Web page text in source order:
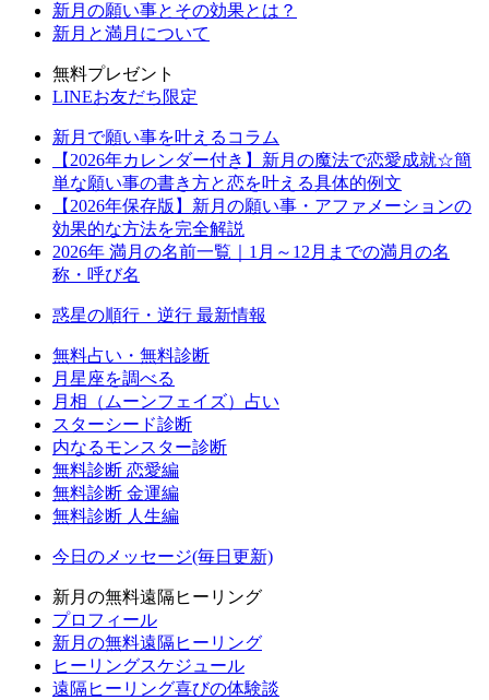
新月の願い事とその効果とは？
新月と満月について
無料プレゼント
LINEお友だち限定
新月で願い事を叶えるコラム
【2026年カレンダー付き】新月の魔法で恋愛成就☆簡
単な願い事の書き方と恋を叶える具体的例文
【2026年保存版】新月の願い事・アファメーションの
効果的な方法を完全解説
2026年 満月の名前一覧｜1月～12月までの満月の名
称・呼び名
惑星の順行・逆行 最新情報
無料占い・無料診断
月星座を調べる
月相（ムーンフェイズ）占い
スターシード診断
内なるモンスター診断
無料診断 恋愛編
無料診断 金運編
無料診断 人生編
今日のメッセージ(毎日更新)
新月の無料遠隔ヒーリング
プロフィール
新月の無料遠隔ヒーリング
ヒーリングスケジュール
遠隔ヒーリング喜びの体験談